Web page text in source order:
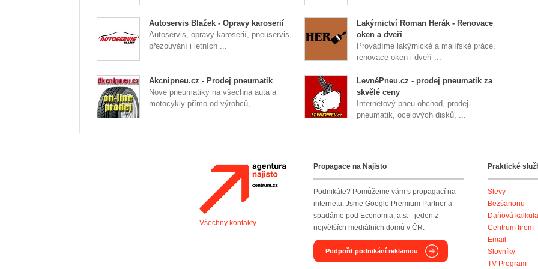
Autoservis Blažek - Opravy karoserií
Autoservis, opravy karoserií, pneuservis,
přezouvání i letních ...
Lakýrnictví Roman Herák - Renovace
oken a dveří
Provádíme lakýrnické a malířské práce,
renovace oken i dveří ...
Akcnipneu.cz - Prodej pneumatik
Nové pneumatiky na všechna auta a
motocykly přímo od výrobců, ...
LevnéPneu.cz - prodej pneumatik za
skvělé ceny
Internetový pneu obchod, prodej
pneumatik, ocelových disků, ...
Agentura Najisto
Všechny kontakty
Propagace na Najisto
Podnikáte? Pomůžeme vám s propagací na
internetu. Jsme Google Premium Partner a
spadáme pod Economia, a.s. - jeden z
největších mediálních domů v ČR.
Podpořit podnikání reklamou
Praktické
Slevy
Bezšanonu
Daňová
Centrum firem
Email
Slovníky
TV Program